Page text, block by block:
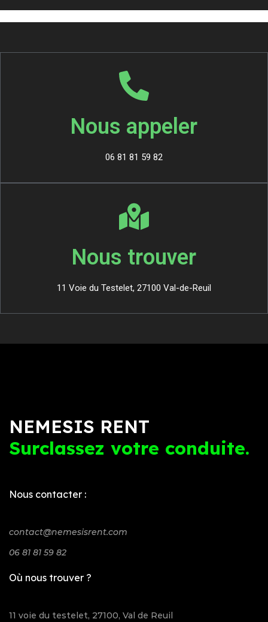
Nous appeler
06 81 81 59 82
Nous trouver
11 Voie du Testelet, 27100 Val-de-Reuil
NEMESIS RENT
Surclassez votre conduite.
Nous contacter :
contact@nemesisrent.com
06 81 81 59 82
Où nous trouver ?
11 voie du testelet, 27100, Val de Reuil